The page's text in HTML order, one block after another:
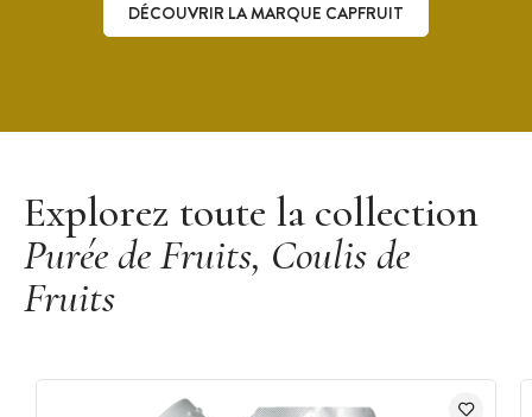
DÉCOUVRIR LA MARQUE CAPFRUIT
Explorez toute la collection
Purée de Fruits, Coulis de
Fruits